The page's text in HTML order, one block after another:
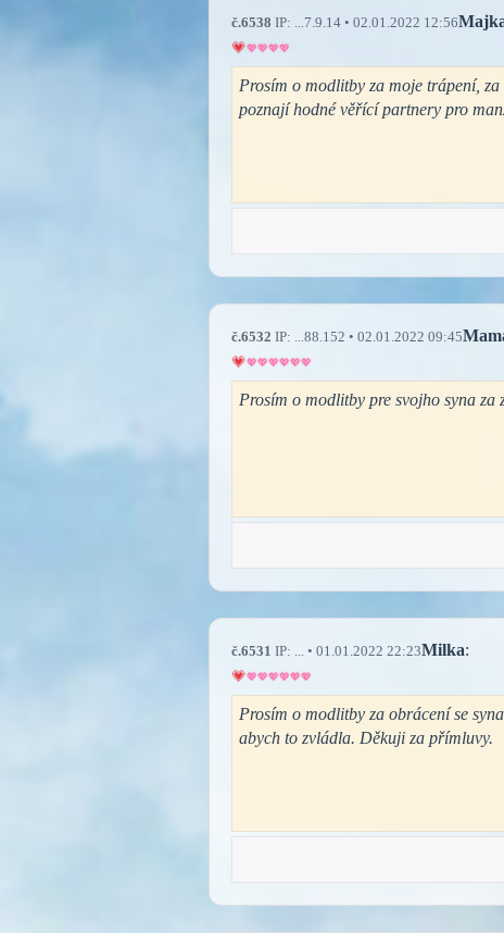
č.6538 IP: ...7.9.14 • 02.01.2022 12:56
Prosím o modlitby za moje trápení,
poznají hodné věřící partnery pro
č.6532 IP: ...88.152 • 02.01.2022 09:45
Prosím o modlitby pre svojho syna
č.6531 IP: ... • 01.01.2022 22:23Milka:
Prosím o modlitby za obrácení se
abych to zvládla. Děkuji za přímluvy.